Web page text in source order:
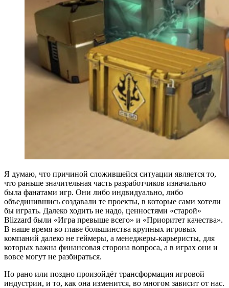
Я думаю, что причиной сложившейся ситуации является то,
что раньше значительная часть разработчиков изначально
была фанатами игр. Они либо индвидуально, либо
объединившись создавали те проекты, в которые сами хотели
бы играть. Далеко ходить не надо, ценностями «старой»
Blizzard были «Игра превыше всего» и «Приоритет качества».
В наше время во главе большинства крупных игровых
компаний далеко не геймеры, а менеджеры-карьеристы, для
которых важна финансовая сторона вопроса, а в играх они и
вовсе могут не разбираться.
Но рано или поздно произойдёт трансформация игровой
индустрии, и то, как она изменится, во многом зависит от нас.